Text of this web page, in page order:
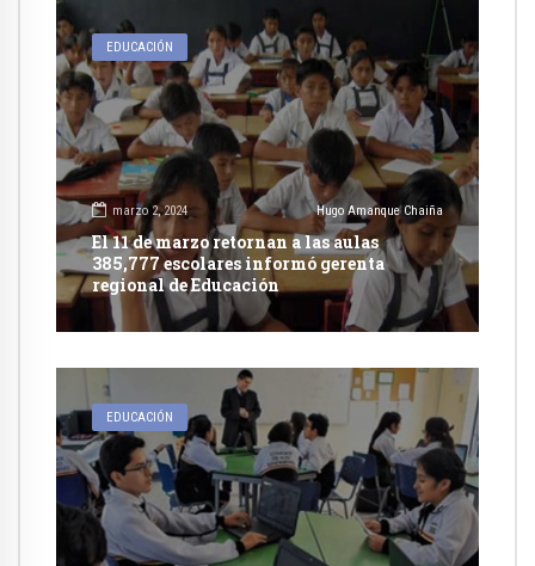
EDUCACIÓN
marzo 2, 2024 Hugo Amanque Chaiña
El 11 de marzo retornan a las aulas
385,777 escolares informó gerenta
regional de Educación
EDUCACIÓN